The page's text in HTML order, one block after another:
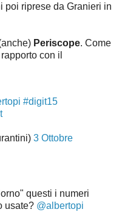
poi riprese da Granieri in
Periscope. Come
con il
#digit15
3 Ottobre
questi i numeri
usate? @albertopi